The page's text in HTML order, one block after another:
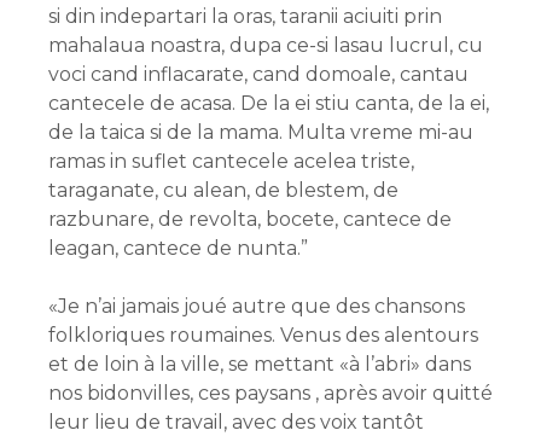
si din indepartari la oras, taranii aciuiti prin
mahalaua noastra, dupa ce-si lasau lucrul, cu
voci cand inflacarate, cand domoale, cantau
cantecele de acasa. De la ei stiu canta, de la ei,
de la taica si de la mama. Multa vreme mi-au
ramas in suflet cantecele acelea triste,
taraganate, cu alean, de blestem, de
razbunare, de revolta, bocete, cantece de
leagan, cantece de nunta.”
«Je n’ai jamais joué autre que des chansons
folkloriques roumaines. Venus des alentours
et de loin à la ville, se mettant «à l’abri» dans
nos bidonvilles, ces paysans , après avoir quitté
leur lieu de travail, avec des voix tantôt